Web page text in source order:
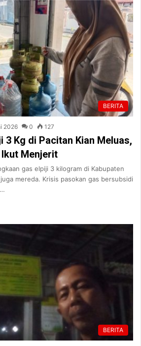
BERITA
2026 0 127
3 Kg di Pacitan Kian Meluas,
Menjerit
gas elpiji 3 kilogram di Kabupaten
mereda. Krisis pasokan gas bersubsidi
BERITA